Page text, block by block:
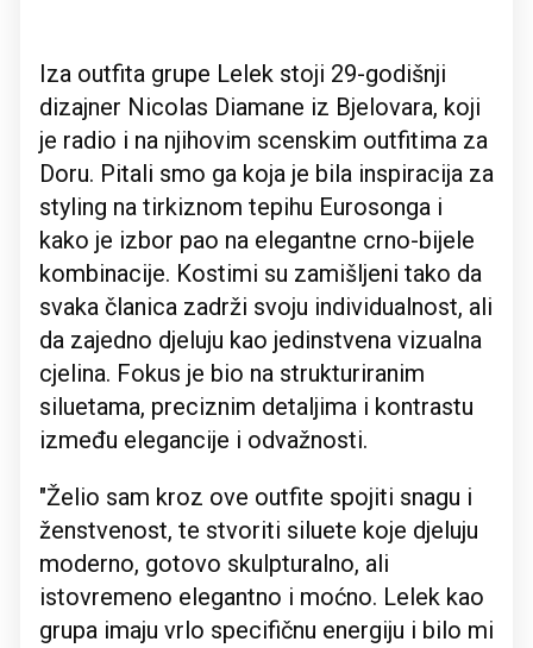
Iza outfita grupe Lelek stoji 29-godišnji
dizajner Nicolas Diamane iz Bjelovara, koji
je radio i na njihovim scenskim outfitima za
Doru. Pitali smo ga koja je bila inspiracija za
styling na tirkiznom tepihu Eurosonga i
kako je izbor pao na elegantne crno-bijele
kombinacije. Kostimi su zamišljeni tako da
svaka članica zadrži svoju individualnost, ali
da zajedno djeluju kao jedinstvena vizualna
cjelina. Fokus je bio na strukturiranim
siluetama, preciznim detaljima i kontrastu
između elegancije i odvažnosti.
"Želio sam kroz ove outfite spojiti snagu i
ženstvenost, te stvoriti siluete koje djeluju
moderno, gotovo skulpturalno, ali
istovremeno elegantno i moćno. Lelek kao
grupa imaju vrlo specifičnu energiju i bilo mi